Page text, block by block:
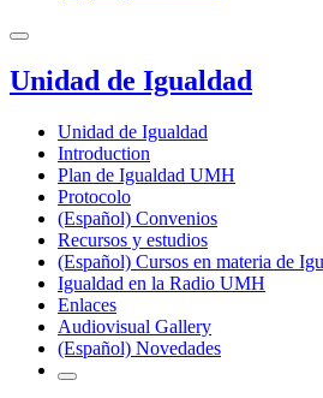
Unidad de Igualdad
Unidad de Igualdad
Introduction
Plan de Igualdad UMH
Protocolo
(Español) Convenios
Recursos y estudios
(Español) Cursos en materia de
Igualdad en la Radio UMH
Enlaces
Audiovisual Gallery
(Español) Novedades